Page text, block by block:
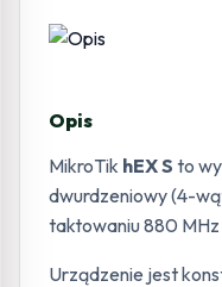
Opis
MikroTik hEX S to
dwurdzeniowy (4-
taktowaniu 880 MHz
Urządzenie jest